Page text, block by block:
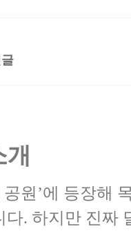
공원’에 등장해
다. 하지만 진짜